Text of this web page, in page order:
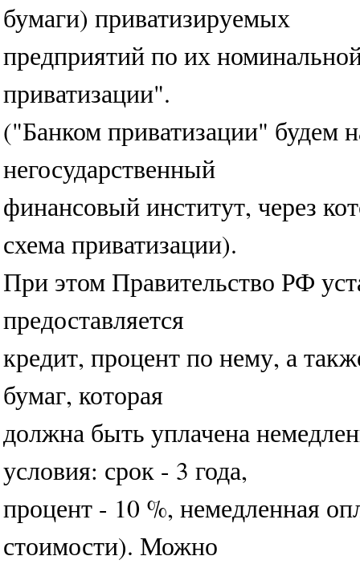
бумаги) приватизируемых
предприятий по их
приватизации".
("Банком приватизации" будем
негосударственный
финансовый институт, через
схема приватизации).
При этом Правительство РФ
предоставляется
кредит, процент по нему, а
бумаг, которая
должна быть уплачена
условия: срок - 3 года,
процент - 10 %, немедленная
стоимости). Можно